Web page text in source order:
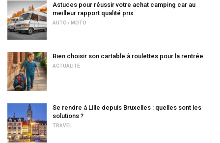
Astuces pour réussir votre achat camping car au
meilleur rapport qualité prix
AUTO / MOTO
Bien choisir son cartable à roulettes pour la rentrée
ACTUALITÉ
Se rendre à Lille depuis Bruxelles : quelles sont les
solutions ?
TRAVEL